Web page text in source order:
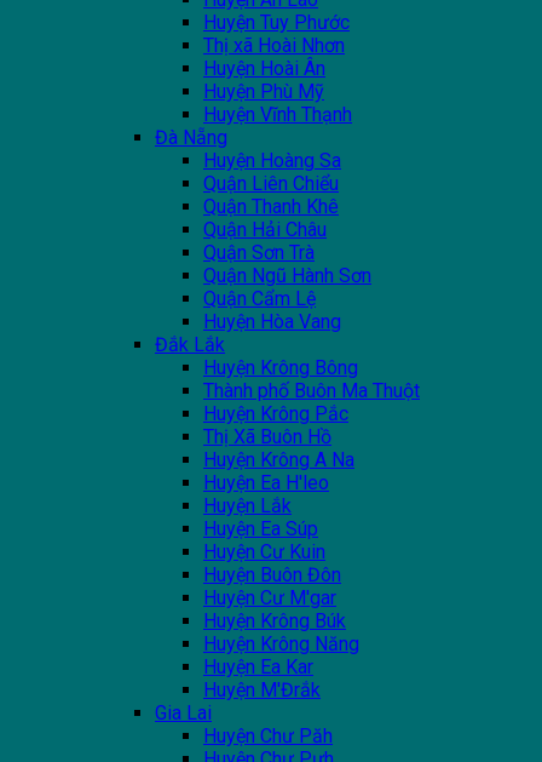
Huyện Tuy Phước
Thị xã Hoài Nhơn
Huyện Hoài Ân
Huyện Phù Mỹ
Huyện Vĩnh Thạnh
Đà Nẵng
Huyện Hoàng Sa
Quận Liên Chiểu
Quận Thanh Khê
Quận Hải Châu
Quận Sơn Trà
Quận Ngũ Hành Sơn
Quận Cẩm Lệ
Huyện Hòa Vang
Đắk Lắk
Huyện Krông Bông
Thành phố Buôn Ma Thuột
Huyện Krông Pắc
Thị Xã Buôn Hồ
Huyện Krông A Na
Huyện Ea H'leo
Huyện Lắk
Huyện Ea Súp
Huyện Cư Kuin
Huyện Buôn Đôn
Huyện Cư M'gar
Huyện Krông Búk
Huyện Krông Năng
Huyện Ea Kar
Huyện M'Đrắk
Gia Lai
Huyện Chư Păh